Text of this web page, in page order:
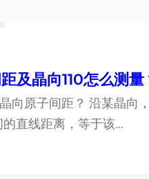
及晶向110怎么测量
向原子间距？ 沿某晶向
直线距离，等于该…